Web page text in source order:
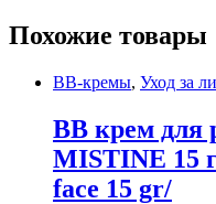
Похожие товары
BB-кремы, Уход за
BB крем для
MISTINE 15
face 15 gr/